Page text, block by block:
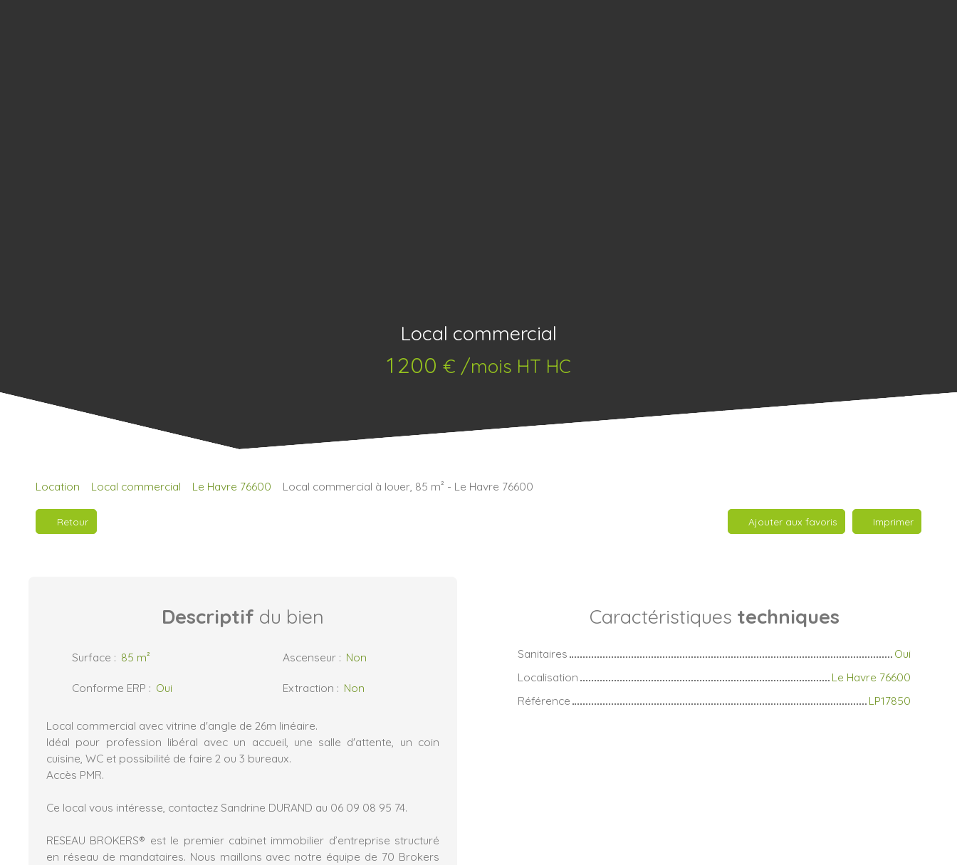
Local commercial
1 200 € /mois HT HC
Location Local commercial Le Havre 76600 Local commercial à louer, 85 m² - Le Havre 76600
Retour Ajouter aux favoris Imprimer
Descriptif du bien
Surface : 85 m² Ascenseur : Non
Conforme ERP : Oui Extraction : Non
Local commercial avec vitrine d'angle de 26m linéaire.
Idéal pour profession libéral avec un accueil, une salle d'attente, un coin
cuisine, WC et possibilité de faire 2 ou 3 bureaux.
Accès PMR.
Ce local vous intéresse, contactez Sandrine DURAND au 06 09 08 95 74.
RESEAU BROKERS® est le premier cabinet immobilier d’entreprise structuré
en réseau de mandataires. Nous maillons avec notre équipe de 70 Brokers
Caractéristiques techniques
Sanitaires
Oui
Localisation
Le Havre 76600
Référence
LP17850